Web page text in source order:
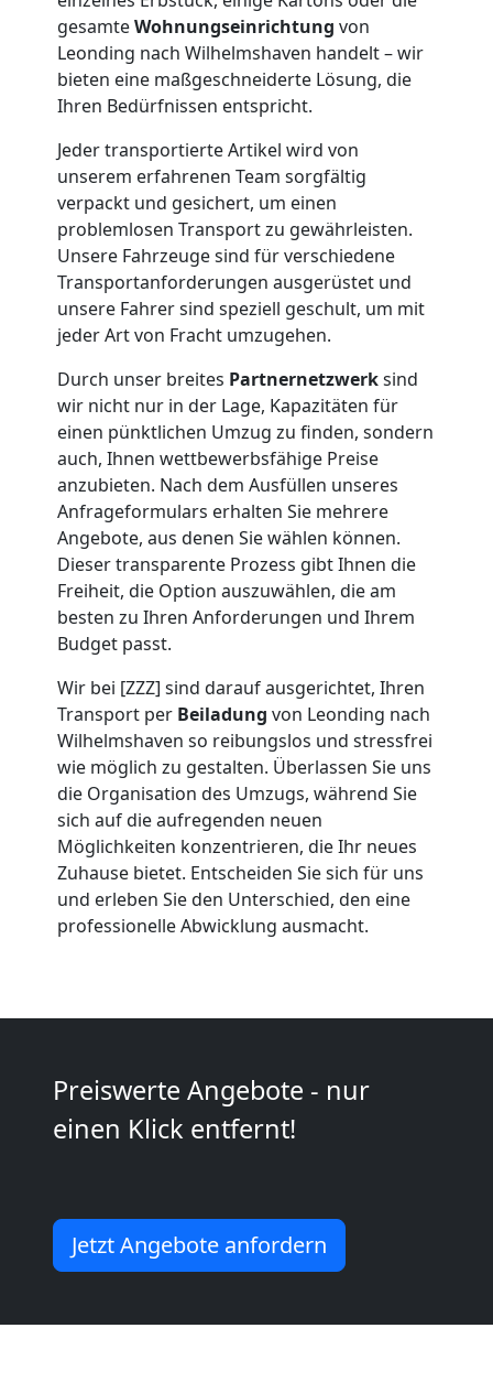
gesamteWohnungseinrichtung von
Leonding nach Wilhelmshaven handelt – wir
bieten eine maßgeschneiderte Lösung, die
Ihren Bedürfnissen entspricht.
Jeder transportierte Artikel wird von
unserem erfahrenen Team sorgfältig
verpackt und gesichert, um einen
problemlosen Transport zu gewährleisten.
Unsere Fahrzeuge sind für verschiedene
Transportanforderungen ausgerüstet und
unsere Fahrer sind speziell geschult, um mit
jeder Art von Fracht umzugehen.
Durch unser breites Partnernetzwerksind
wir nicht nur in der Lage, Kapazitäten für
einen pünktlichen Umzug zu finden, sondern
auch, Ihnen wettbewerbsfähige Preise
anzubieten. Nach dem Ausfüllen unseres
Anfrageformulars erhalten Sie mehrere
Angebote, aus denen Sie wählen können.
Dieser transparente Prozess gibt Ihnen die
Freiheit, die Option auszuwählen, die am
besten zu Ihren Anforderungen und Ihrem
Budget passt.
Wir bei [ZZZ] sind darauf ausgerichtet, Ihren
Transport per Beiladung von Leonding nach
Wilhelmshaven so reibungslos und stressfrei
wie möglich zu gestalten. Überlassen Sie uns
die Organisation des Umzugs, während Sie
sich auf die aufregenden neuen
Möglichkeiten konzentrieren, die Ihr neues
Zuhause bietet. Entscheiden Sie sich für uns
und erleben Sie den Unterschied, den eine
professionelle Abwicklung ausmacht.
Preiswerte Angebote - nur
einen Klick entfernt!
Jetzt Angebote anfordern
Möbelmontage
Leonding
Möbeltransport
Leonding
Beiladung
Leonding
Mini
Umzug
Leonding
Umzug
Mann
LKW
Leonding
Leonding
3